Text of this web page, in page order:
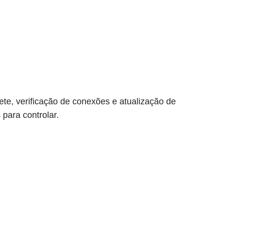
verificação de conexões e atualização de
controlar.